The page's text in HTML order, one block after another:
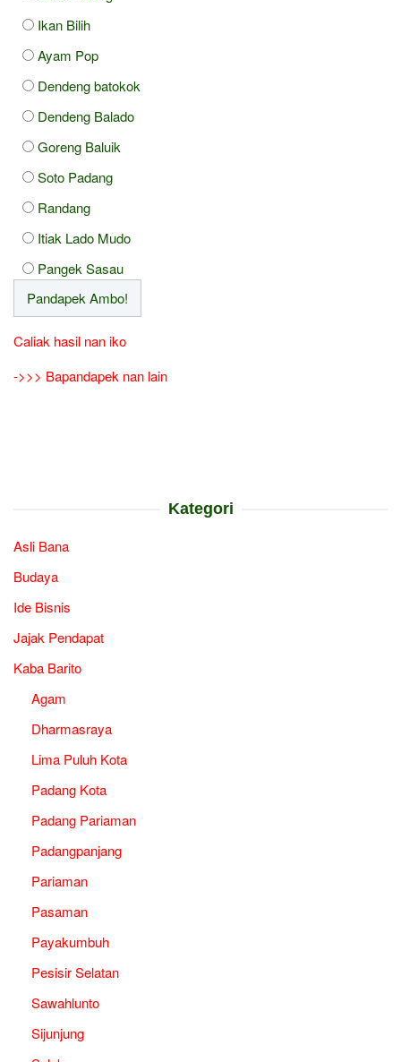
Ikan Bilih
Ayam Pop
Dendeng batokok
Dendeng Balado
Goreng Baluik
Soto Padang
Randang
Itiak Lado Mudo
Pangek Sasau
Caliak hasil nan iko
->>> Bapandapek nan lain
Kategori
Asli Bana
Budaya
Ide Bisnis
Jajak Pendapat
Kaba Barito
Agam
Dharmasraya
Lima Puluh Kota
Padang Kota
Padang Pariaman
Padangpanjang
Pariaman
Pasaman
Payakumbuh
Pesisir Selatan
Sawahlunto
Sijunjung